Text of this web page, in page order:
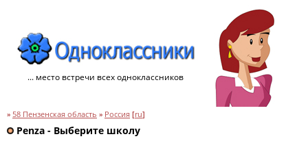
... место встречи всех одноклассников
» 58 Пензенская область » Россия [ru]
Penza - Выберите школу